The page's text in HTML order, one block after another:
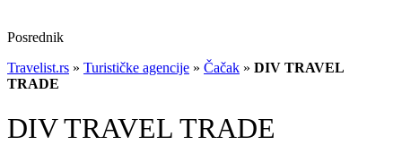
Posrednik
Travelist.rs » Turističke agencije » Čačak » DIV TRAVEL
TRADE
DIV TRAVEL TRADE